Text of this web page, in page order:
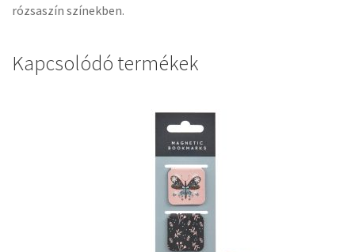
rózsaszín színekben.
Kapcsolódó termékek